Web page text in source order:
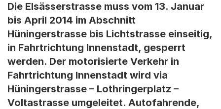
Die Elsässerstrasse muss vom 13. Januar
bis April 2014 im Abschnitt
Hüningerstrasse bis Lichtstrasse einseitig,
in Fahrtrichtung Innenstadt, gesperrt
werden. Der motorisierte Verkehr in
Fahrtrichtung Innenstadt wird via
Hüningerstrasse – Lothringerplatz –
Voltastrasse umgeleitet. Autofahrende,